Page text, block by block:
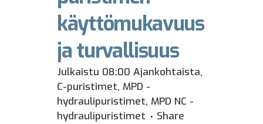
käyttömukavuus
ja turvallisuus
Julkaistu 08:00 Ajankohtaista,
C-puristimet, MPD -
hydraulipuristimet, MPD NC -
hydraulipuristimet
Share